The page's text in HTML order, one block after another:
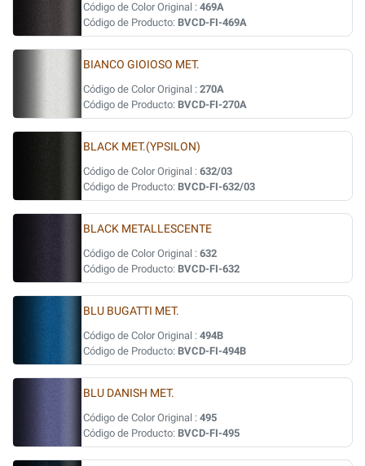
Código de Color Original : 469A
Código de Producto: BVCD-FI-469A
BIANCO GIOIOSO MET.
Código de Color Original : 270A
Código de Producto: BVCD-FI-270A
BLACK MET.(YPSILON)
Código de Color Original : 632/03
Código de Producto: BVCD-FI-632/03
BLACK METALLESCENTE
Código de Color Original : 632
Código de Producto: BVCD-FI-632
BLU BUGATTI MET.
Código de Color Original : 494B
Código de Producto: BVCD-FI-494B
BLU DANISH MET.
Código de Color Original : 495
Código de Producto: BVCD-FI-495